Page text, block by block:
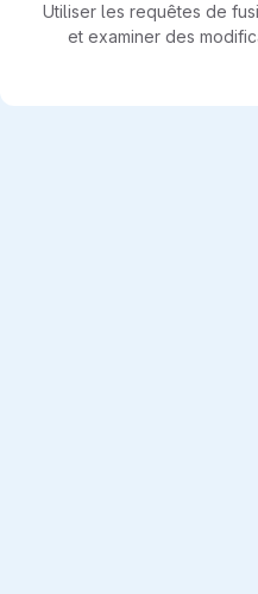
Utiliser les requêtes de
et examiner des